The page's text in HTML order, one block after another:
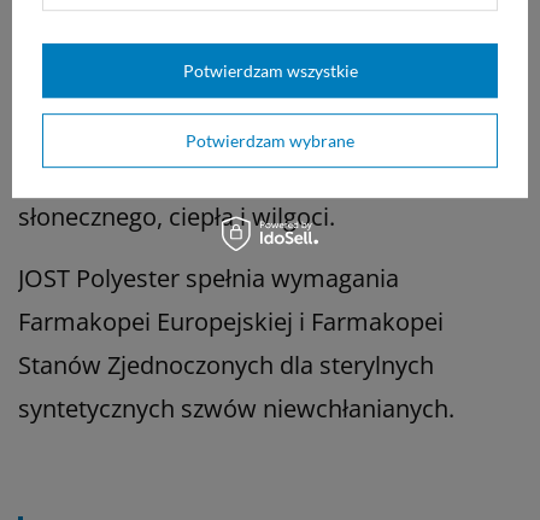
JOST Polyester.
Przechowywać w maksymalnej temperaturze
25°C, z dala od bezpośredniego światła
słonecznego, ciepła i wilgoci.
JOST Polyester spełnia wymagania
Farmakopei Europejskiej i Farmakopei
Stanów Zjednoczonych dla sterylnych
syntetycznych szwów niewchłanianych.
Potwierdzam wybrane
Potwierdzam wszystkie